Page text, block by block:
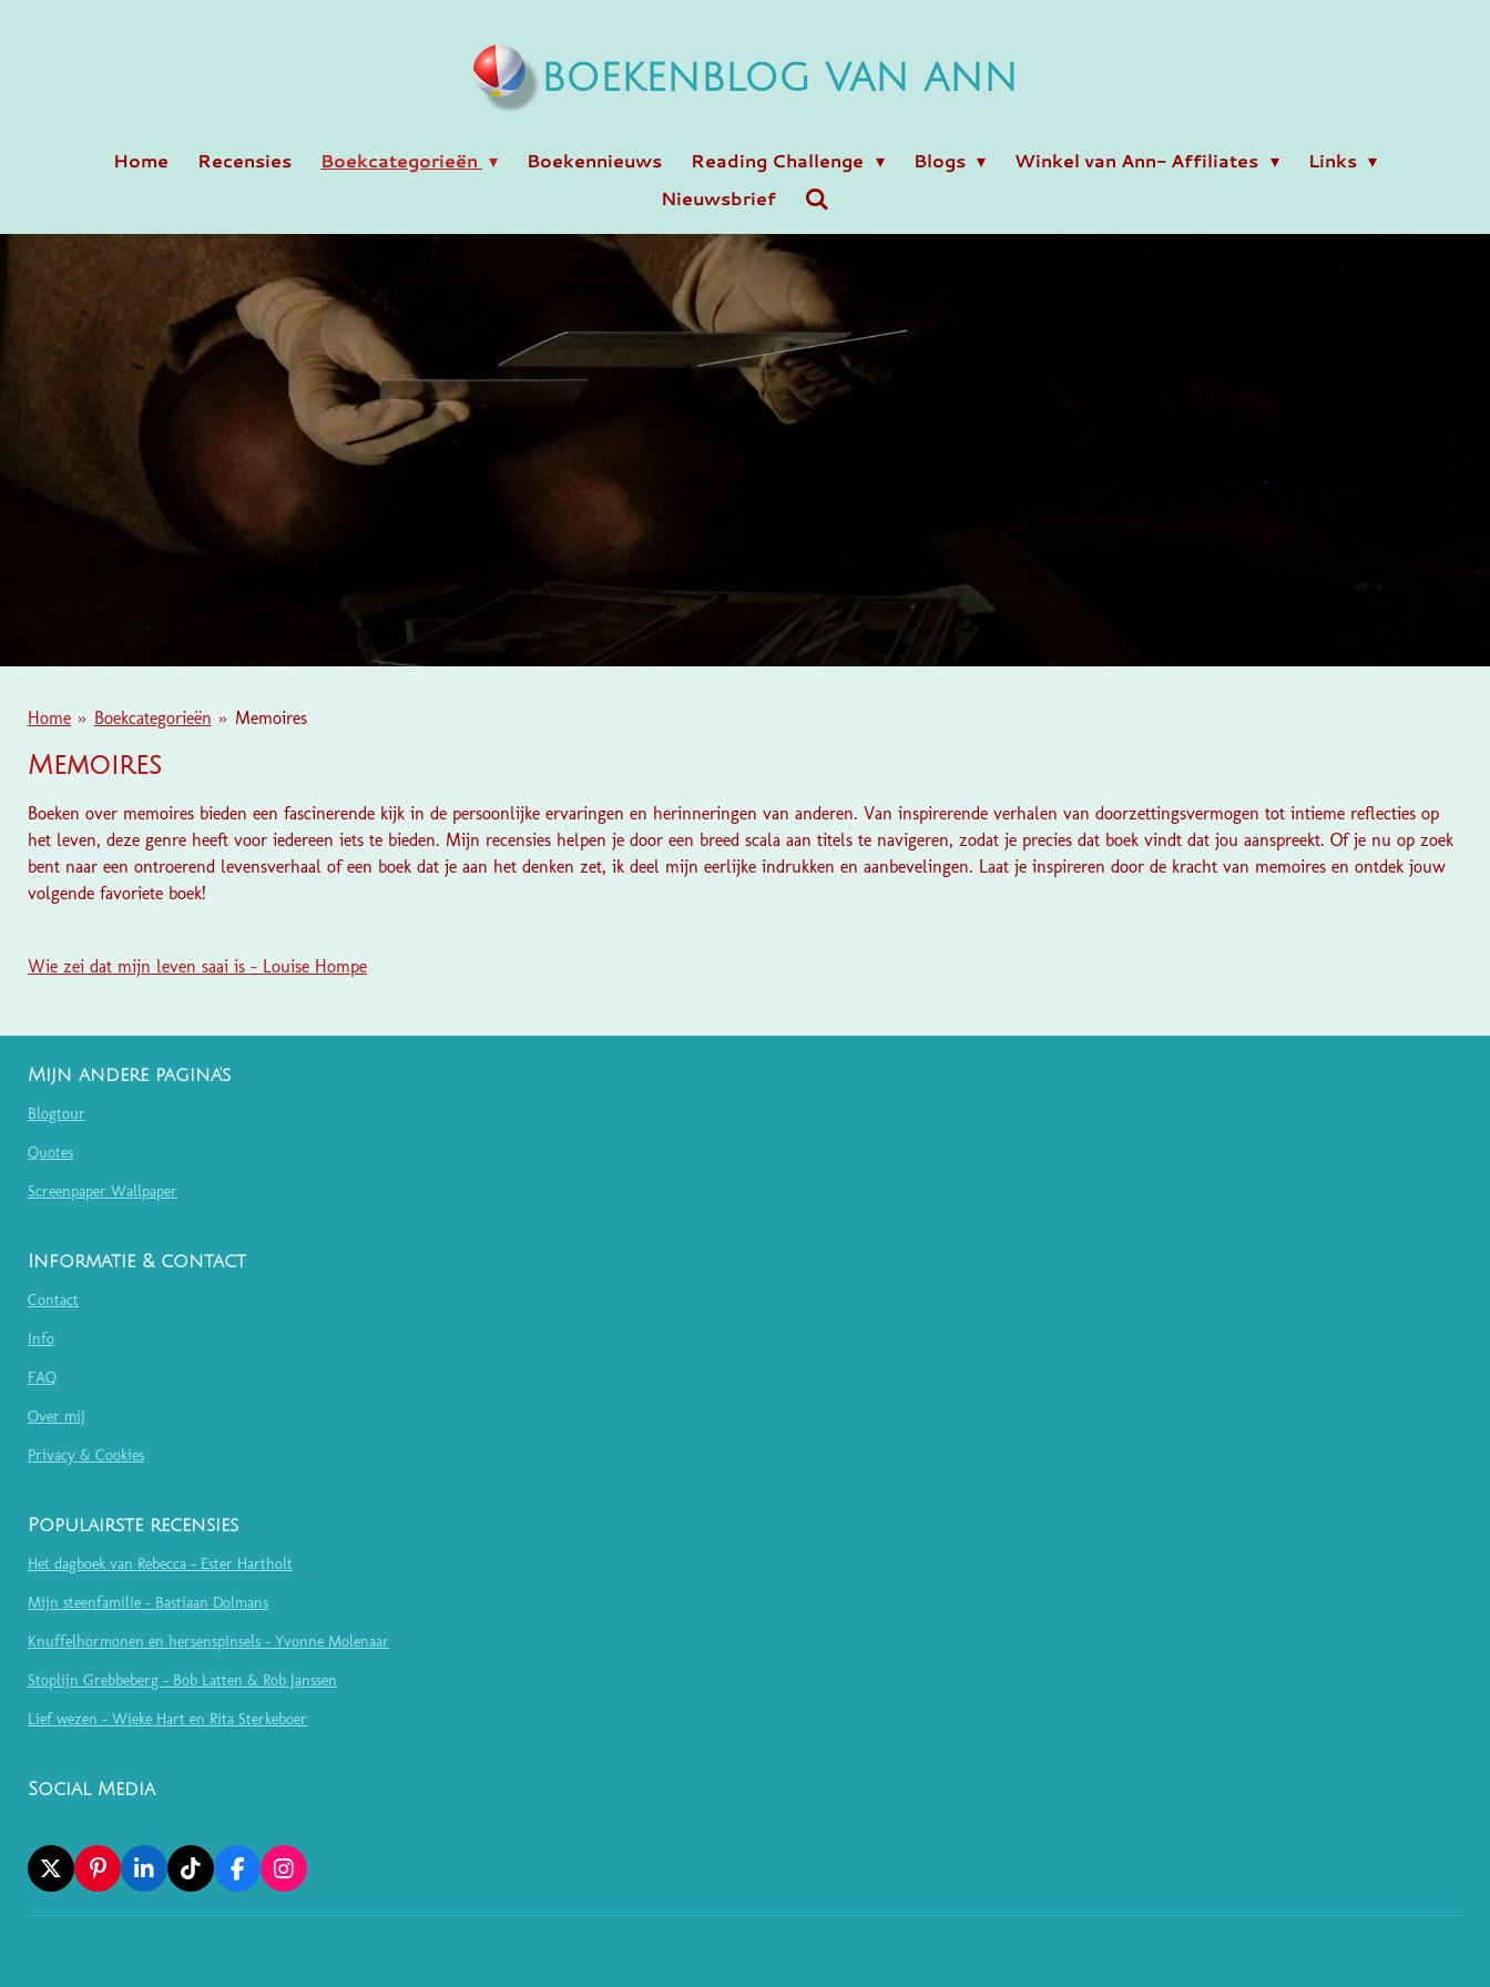
BOEKENBLOG VAN ANN
Home Recensies Boekcategorieën Boekennieuws Reading Challenge Blogs Winkel van Ann- Affiliates
Links
Nieuwsbrief
Home » Boekcategorieën » Memoires
Memoires
Boeken over memoires bieden een fascinerende kijk in de persoonlijke ervaringen en herinneringen van anderen. Van inspirerende verhalen van doorzettingsvermogen tot intieme reflecties op
het leven, deze genre heeft voor iedereen iets te bieden. Mijn recensies helpen je door een breed scala aan titels te navigeren, zodat je precies dat boek vindt dat jou aanspreekt. Of je nu op zoek
bent naar een ontroerend levensverhaal of een boek dat je aan het denken zet, ik deel mijn eerlijke indrukken en aanbevelingen. Laat je inspireren door de kracht van memoires en ontdek jouw
volgende favoriete boek!
Wie zei dat mijn leven saai is - Louise Hompe
Mijn andere pagina's
Blogtour
Quotes
Screenpaper Wallpaper
Informatie & contact
Contact
Info
FAQ
Over mij
Privacy & Cookies
Populairste recensies
Het dagboek van Rebecca - Ester Hartholt
Mijn steenfamilie - Bastiaan Dolmans
Knuffelhormonen en hersenspinsels - Yvonne Molenaar
Stoplijn Grebbeberg - Bob Latten & Rob Janssen
Lief wezen - Wieke Hart en Rita Sterkeboer
Social Media
X
P
I
N
L
I
N
T
I
K
F
A
C
I
N
S